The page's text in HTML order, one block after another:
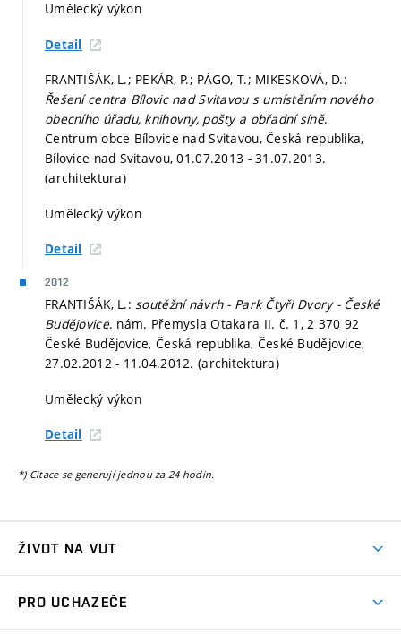
Umělecký výkon
Detail
FRANTIŠÁK, L.; PEKÁR, P.; PÁGO, T.; MIKESKOVÁ, D.:
Řešení centra Bílovic nad Svitavou s umístěním nového
obecního úřadu, knihovny, pošty a obřadní síně.
Centrum obce Bílovice nad Svitavou, Česká republika,
Bílovice nad Svitavou, 01.07.2013 - 31.07.2013.
(architektura)
Umělecký výkon
Detail
2012
FRANTIŠÁK, L.: soutěžní návrh - Park Čtyři Dvory - České
Budějovice. nám. Přemysla Otakara II. č. 1, 2 370 92
České Budějovice, Česká republika, České Budějovice,
27.02.2012 - 11.04.2012. (architektura)
Umělecký výkon
Detail
*) Citace se generují jednou za 24 hodin.
ŽIVOT NA VUT
PRO UCHAZEČE